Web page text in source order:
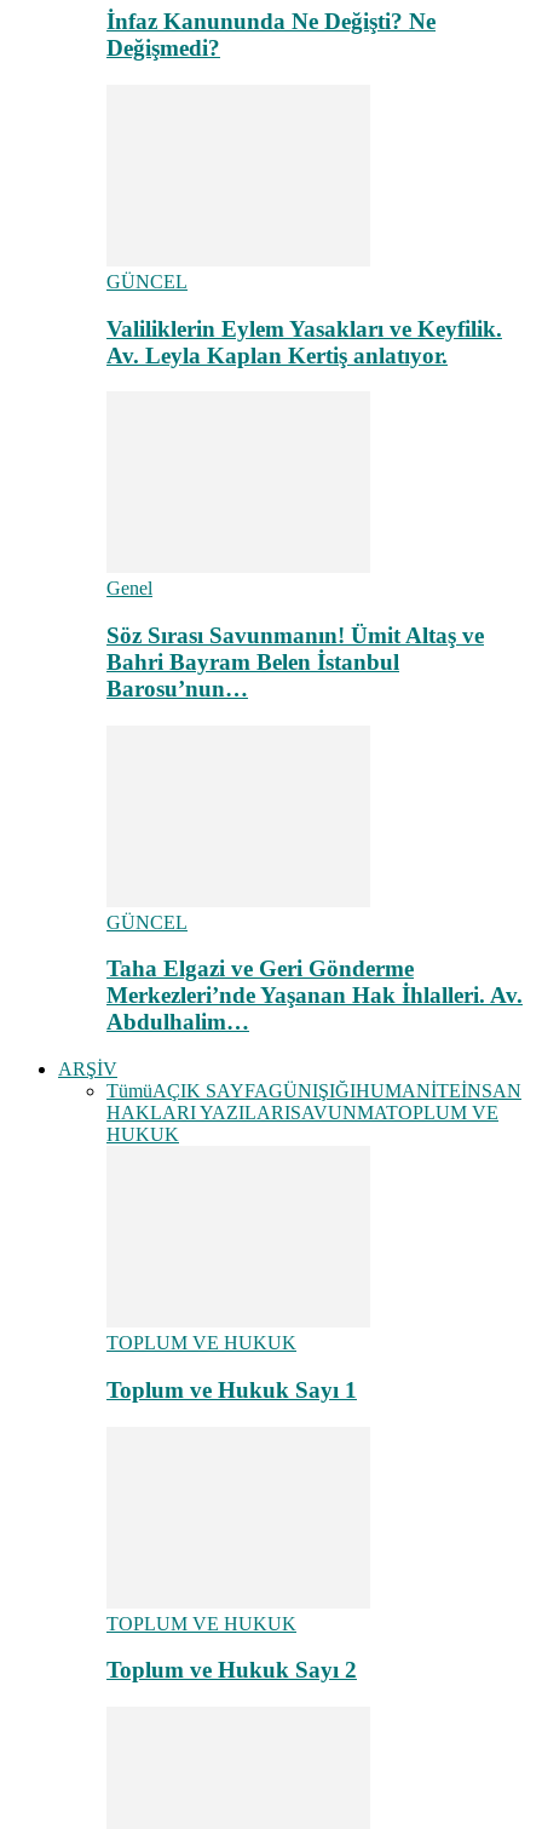
İnfaz Kanununda Ne Değişti? Ne
Değişmedi?
GÜNCEL
Valiliklerin Eylem Yasakları ve Keyfilik.
Av. Leyla Kaplan Kertiş anlatıyor.
Genel
Söz Sırası Savunmanın! Ümit Altaş ve
Bahri Bayram Belen İstanbul
Barosu’nun…
GÜNCEL
Taha Elgazi ve Geri Gönderme
Merkezleri’nde Yaşanan Hak İhlalleri. Av.
Abdulhalim…
ARŞİV
TümüAÇIK SAYFAGÜNIŞIĞIHUMANİTEİNSAN
HAKLARI YAZILARISAVUNMATOPLUM VE
HUKUK
TOPLUM VE HUKUK
Toplum ve Hukuk Sayı 1
TOPLUM VE HUKUK
Toplum ve Hukuk Sayı 2